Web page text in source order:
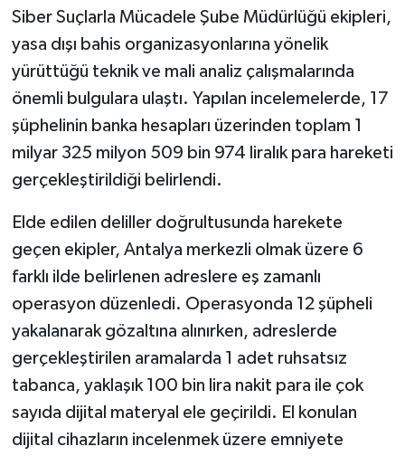
Siber Suçlarla Mücadele Şube Müdürlüğü ekipleri,
yasa dışı bahis organizasyonlarına yönelik
yürüttüğü teknik ve mali analiz çalışmalarında
önemli bulgulara ulaştı. Yapılan incelemelerde, 17
şüphelinin banka hesapları üzerinden toplam 1
milyar 325 milyon 509 bin 974 liralık para hareketi
gerçekleştirildiği belirlendi.
Elde edilen deliller doğrultusunda harekete
geçen ekipler, Antalya merkezli olmak üzere 6
farklı ilde belirlenen adreslere eş zamanlı
operasyon düzenledi. Operasyonda 12 şüpheli
yakalanarak gözaltına alınırken, adreslerde
gerçekleştirilen aramalarda 1 adet ruhsatsız
tabanca, yaklaşık 100 bin lira nakit para ile çok
sayıda dijital materyal ele geçirildi. El konulan
dijital cihazların incelenmek üzere emniyete